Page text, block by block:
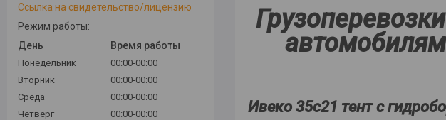
Ивеко 35с21 тент с
Ссылка на свидетельство/лицензию
Режим работы:
День
Время работы
Понедельник
00:00-00:00
Вторник
00:00-00:00
Среда
00:00-00:00
Четверг
00:00-00:00